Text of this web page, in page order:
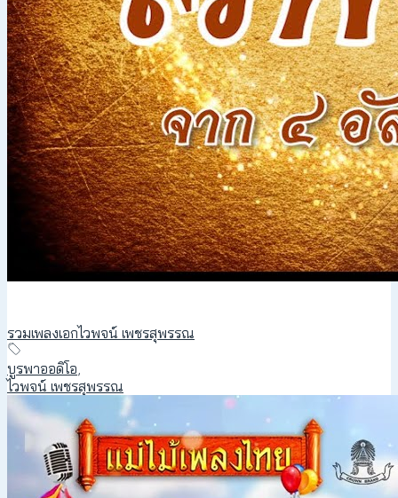
รวมเพลงเอกไวพจน์ เพชรสุพรรณ
บูรพาออดิโอ,
ไวพจน์ เพชรสุพรรณ